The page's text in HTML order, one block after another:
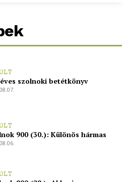
szolnoki betétkönyv
900 (30.): Különös hármas